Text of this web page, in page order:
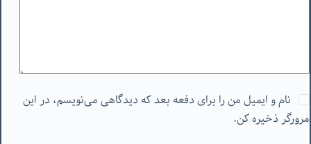
نام و ایمیل من را برای دفعه بعد که دیدگاهی می‌نویسم، در این
مرورگر ذخیره کن.